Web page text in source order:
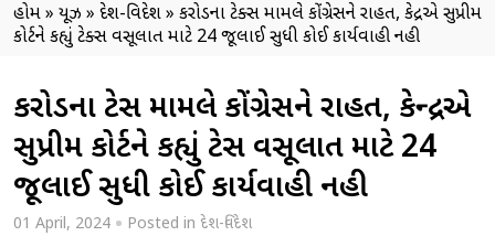
હોમ» ન્યૂઝ » દેશ-વિદેશ» કરોડના ટેક્સ મામલે કોંગ્રેસને રાહત, કેન્દ્રએ સુપ્રીમ
કોર્ટને કહ્યું ટેક્સ વસૂલાત માટે 24 જૂલાઈ સુધી કોઈ કાર્યવાહી નહી
કરોડના ટેક્સ મામલે કોંગ્રેસને રાહત, કેન્દ્રએ
સુપ્રીમ કોર્ટને કહ્યું ટેક્સ વસૂલાત માટે 24
જૂલાઈ સુધી કોઈ કાર્યવાહી નહી
01 April, 2024 Posted in દેશ-વિદેશ